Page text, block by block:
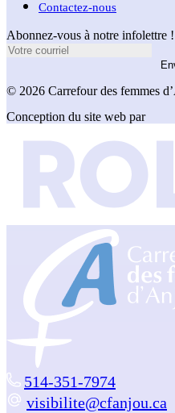
Contactez-nous
Abonnez-vous à notre infolettre !
© 2026 Carrefour des femmes
Conception du site web par
514-351-7974
visibilite@cfanjou.ca